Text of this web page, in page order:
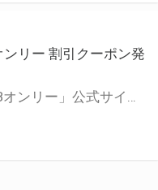
ンリー 割引クーポン発
「とらのあなWEBオンリー」公式サイトでとらのあな通販の「割引クーポン」を配布中！ イベントごとに開催当日限定で使える割引クーポンのシリアルコードを発行します。 とらのあなWEBオンリーのページをチェックして、イベント当日にお得にお買い物を楽しみましょう♪ ※本キャンペーンは予告なく終了する場合がございます。 とらのあなWEBオンリーサイトはこちら